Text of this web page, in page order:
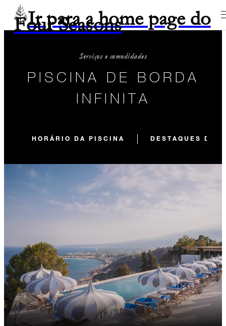
Ir para a home page do
Four Seasons
Serviços e comodidades
PISCINA DE BORDA
INFINITA
HORÁRIO DA PISCINA DESTAQUES DA